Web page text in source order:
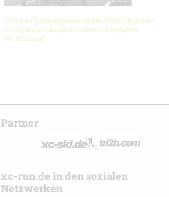
Von der Winterpause in die HYROX-Zone:
Trailrunner wagt den Kraft-Ausdauer-
Wettkampf
Partner
xc-run.de in den sozialen
Netzwerken